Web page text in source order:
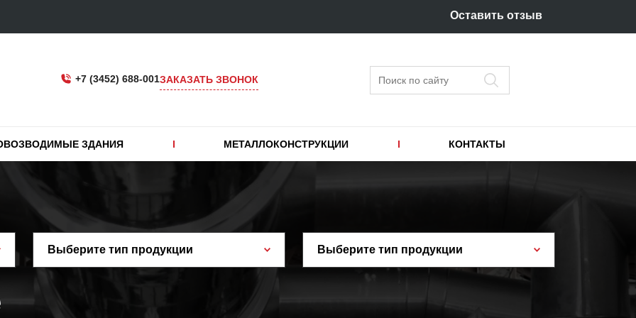
Оставить отзыв
+7 (3452) 688-001ЗАКАЗАТЬ ЗВОНОК Поиск
ЗДАНИЯ МЕТАЛЛОКОНСТРУКЦИИ КОНТАКТЫ
Выберите тип продукции Выберите тип продукции